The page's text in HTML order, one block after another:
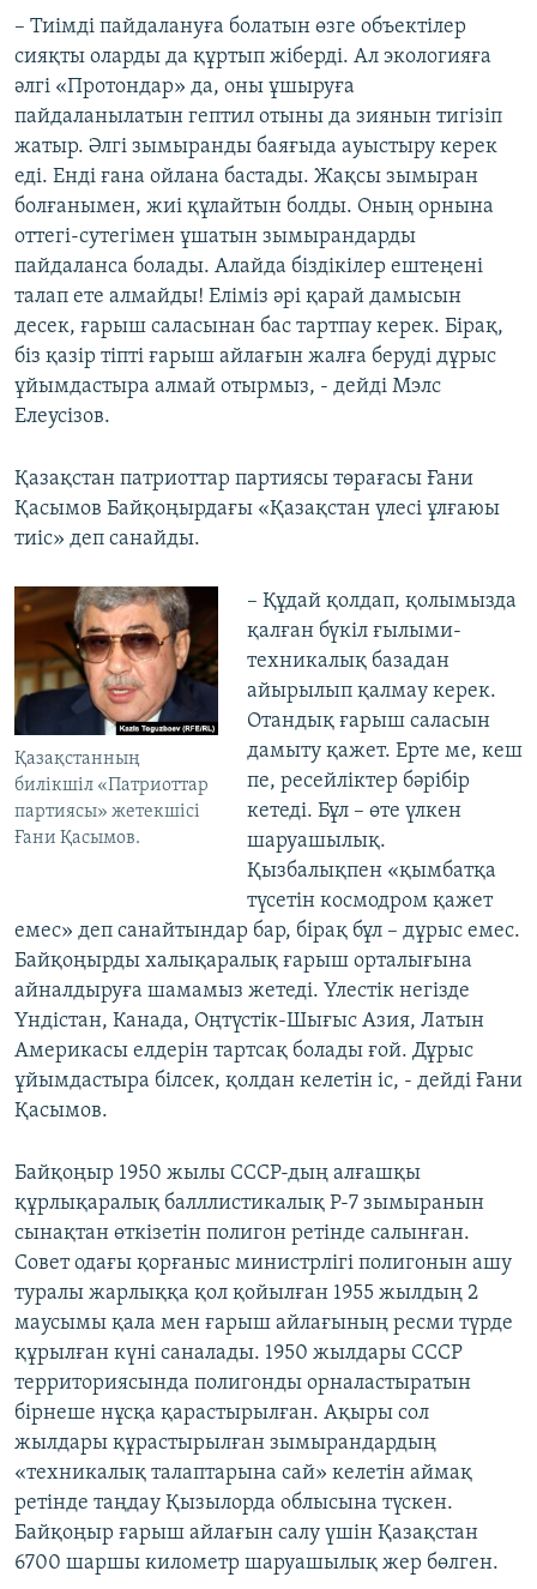
– Тиімді пайдалануға болатын өзге объектілер
сияқты оларды да құртып жіберді. Ал экологияға
әлгі «Протондар» да, оны ұшыруға
пайдаланылатын гептил отыны да зиянын тигізіп
жатыр. Әлгі зымыранды баяғыда ауыстыру керек
еді. Енді ғана ойлана бастады. Жақсы зымыран
болғанымен, жиі құлайтын болды. Оның орнына
оттегі-сутегімен ұшатын зымырандарды
пайдаланса болады. Алайда біздікілер ештеңені
талап ете алмайды! Еліміз әрі қарай дамысын
десек, ғарыш саласынан бас тартпау керек. Бірақ,
біз қазір тіпті ғарыш айлағын жалға беруді дұрыс
ұйымдастыра алмай отырмыз, - дейді Мэлс
Елеусізов.
Қазақстан патриоттар партиясы төрағасы Ғани
Қасымов Байқоңырдағы «Қазақстан үлесі ұлғаюы
тиіс» деп санайды.
Қазақстанның
билікшіл «Патриоттар
партиясы» жетекшісі
Ғани Қасымов.
– Құдай қолдап, қолымызда
қалған бүкіл ғылыми-
техникалық базадан
айырылып қалмау керек.
Отандық ғарыш саласын
дамыту қажет. Ерте ме, кеш
пе, ресейліктер бәрібір
кетеді. Бұл – өте үлкен
шаруашылық.
Қызбалықпен «қымбатқа
түсетін космодром қажет
емес» деп санайтындар бар, бірақ бұл – дұрыс емес.
Байқоңырды халықаралық ғарыш орталығына
айналдыруға шамамыз жетеді. Үлестік негізде
Үндістан, Канада, Оңтүстік-Шығыс Азия, Латын
Америкасы елдерін тартсақ болады ғой. Дұрыс
ұйымдастыра білсек, қолдан келетін іс, - дейді Ғани
Қасымов.
Байқоңыр 1950 жылы СССР-дың алғашқы
құрлықаралық балллистикалық Р-7 зымыранын
сынақтан өткізетін полигон ретінде салынған.
Совет одағы қорғаныс министрлігі полигонын ашу
туралы жарлыққа қол қойылған 1955 жылдың 2
маусымы қала мен ғарыш айлағының ресми түрде
құрылған күні саналады. 1950 жылдары СССР
территориясында полигонды орналастыратын
бірнеше нұсқа қарастырылған. Ақыры сол
жылдары құрастырылған зымырандардың
«техникалық талаптарына сай» келетін аймақ
ретінде таңдау Қызылорда облысына түскен.
Байқоңыр ғарыш айлағын салу үшін Қазақстан
6700 шаршы километр шаруашылық жер бөлген.